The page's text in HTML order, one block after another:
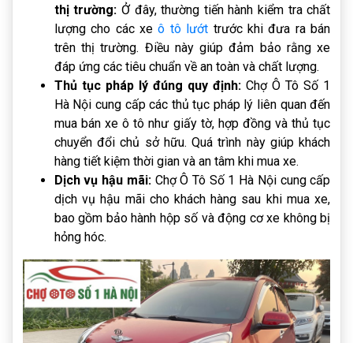
thị trường: Ở đây, thường tiến hành kiểm tra chất
lượng cho các xeô tô lướt trước khi đưa ra bán
trên thị trường. Điều này giúp đảm bảo rằng xe
đáp ứng các tiêu chuẩn về an toàn và chất lượng.
Thủ tục pháp lý đúng quy định: Chợ Ô Tô Số 1
Hà Nội cung cấp các thủ tục pháp lý liên quan đến
mua bán xe ô tô như giấy tờ, hợp đồng và thủ tục
chuyển đổi chủ sở hữu. Quá trình này giúp khách
hàng tiết kiệm thời gian và an tâm khi mua xe.
Dịch vụ hậu mãi: Chợ Ô Tô Số 1 Hà Nội cung cấp
dịch vụ hậu mãi cho khách hàng sau khi mua xe,
bao gồm bảo hành hộp số và động cơ xe không bị
hỏng hóc.